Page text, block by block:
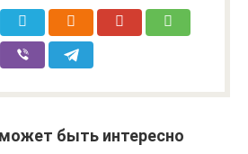
быть интересно